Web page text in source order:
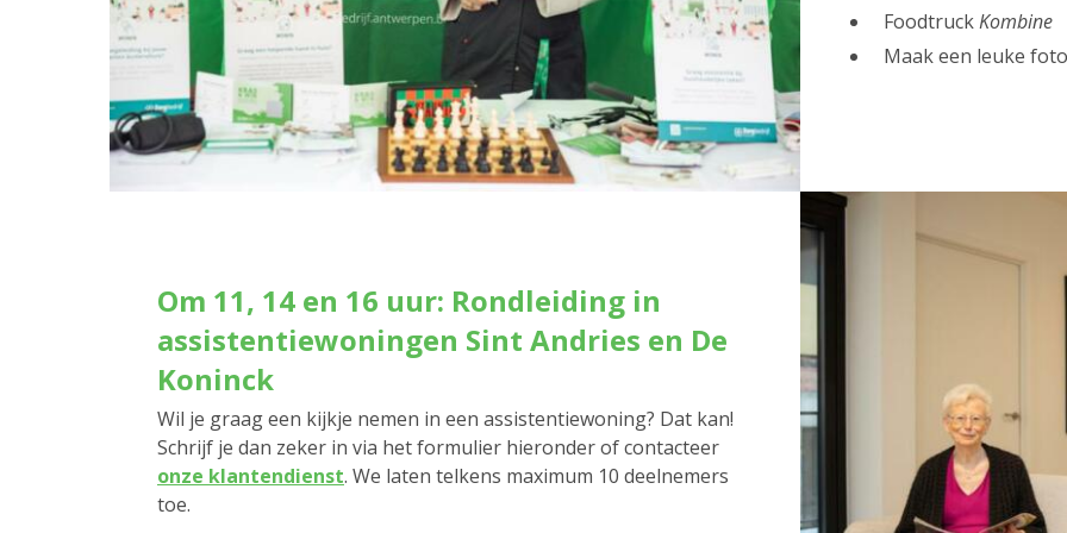
FoodtruckKombine
Maak een leuke
Om 11, 14 en 16 uur: Rondleiding in
assistentiewoningen Sint Andries en De
Koninck
Wil je graag een kijkje nemen in een assistentiewoning? Dat kan!
Schrijf je dan zeker in via het formulier hieronder of contacteer
onze klantendienst. We laten telkens maximum 10 deelnemers
toe.